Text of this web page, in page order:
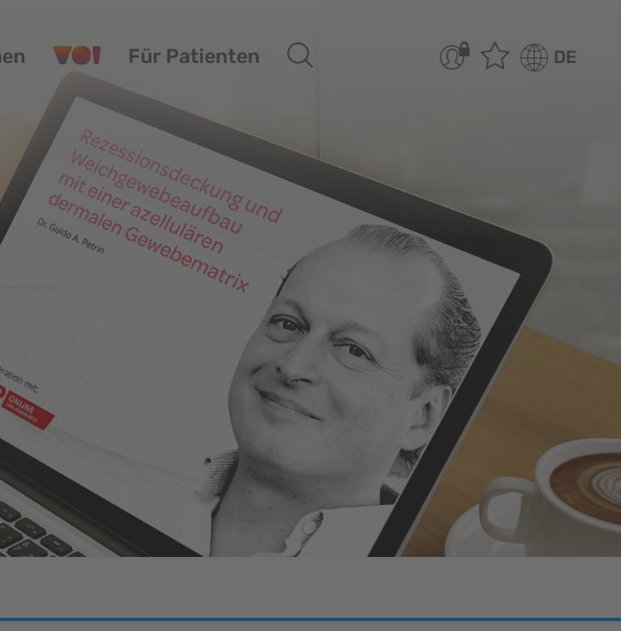
Für Patienten DE